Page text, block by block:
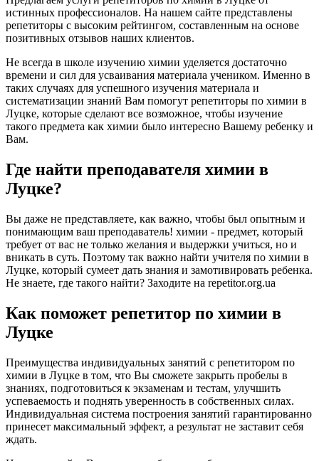
истинных профессионалов. На нашем сайте представлены
репетиторы с высоким рейтингом, составленным на основе
позитивных отзывов наших клиентов.
Не всегда в школе изучению химии уделяется достаточно
времени и сил для усваивания материала учеником. Именно в
таких случаях для успешного изучения материала и
систематизации знаний Вам помогут репетиторы по химии в
Луцке, которые сделают все возможное, чтобы изучение
такого предмета как химии было интересно Вашему ребенку и
Вам.
Где найти преподавателя химии в
Луцке?
Вы даже не представляете, как важно, чтобы был опытным и
понимающим ваш преподаватель! химии - предмет, который
требует от вас не только желания и выдержки учиться, но и
вникать в суть. Поэтому так важно найти учителя по химии в
Луцке, который сумеет дать знания и замотивировать ребенка.
Не знаете, где такого найти? Заходите на repetitor.org.ua
Как поможет репетитор по химии в
Луцке
Преимущества индивидуальных занятий с репетитором по
химии в Луцке в том, что Вы сможете закрыть пробелы в
знаниях, подготовиться к экзаменам и тестам, улучшить
успеваемость и поднять уверенность в собственных силах.
Индивидуальная система построения занятий гарантированно
принесет максимальный эффект, а результат не заставит себя
ждать.